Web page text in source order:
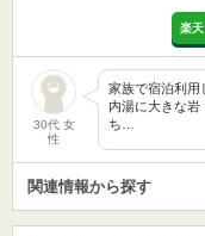
楽
30代 女
性
家族で宿泊利用
内湯に大きな
ち…
関連情報から探す